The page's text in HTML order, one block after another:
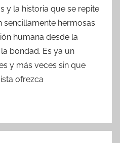
y la historia que se repite
sencillamente hermosas
humana desde la
bondad. Es ya un
y más veces sin que
ofrezca